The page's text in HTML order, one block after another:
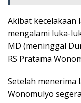
Akibat kecelakaan
mengalami luka-
MD (meninggal
RS Pratama
Setelah menerima
Wonomulyo